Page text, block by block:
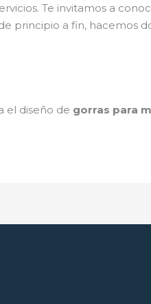
Te invitamos a
principio a fin, hacemos
el diseño de gorras para